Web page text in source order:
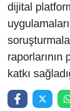
dijital
raporlarının
katkı